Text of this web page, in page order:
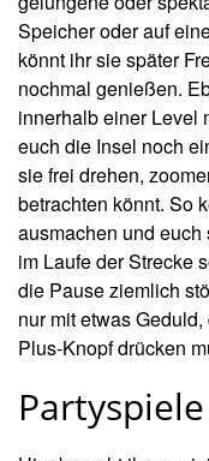
Hier braucht ihr an
weshalb ihr euren
sie beim nächsten
Fernbedienung
euch nämlich so
verschlossen
zeitgleich ins Rennen
von der Wahl der
aussuchen. Denn ein
mehrmals
so gibt es hier
sich die wüsten
Wettkampfes auf! Die
Disziplinen ist dabei
steht euch